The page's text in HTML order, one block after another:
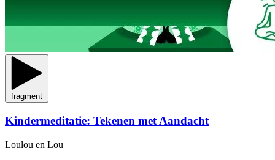
fragment
Kindermeditatie: Tekenen met Aandacht
Loulou en Lou